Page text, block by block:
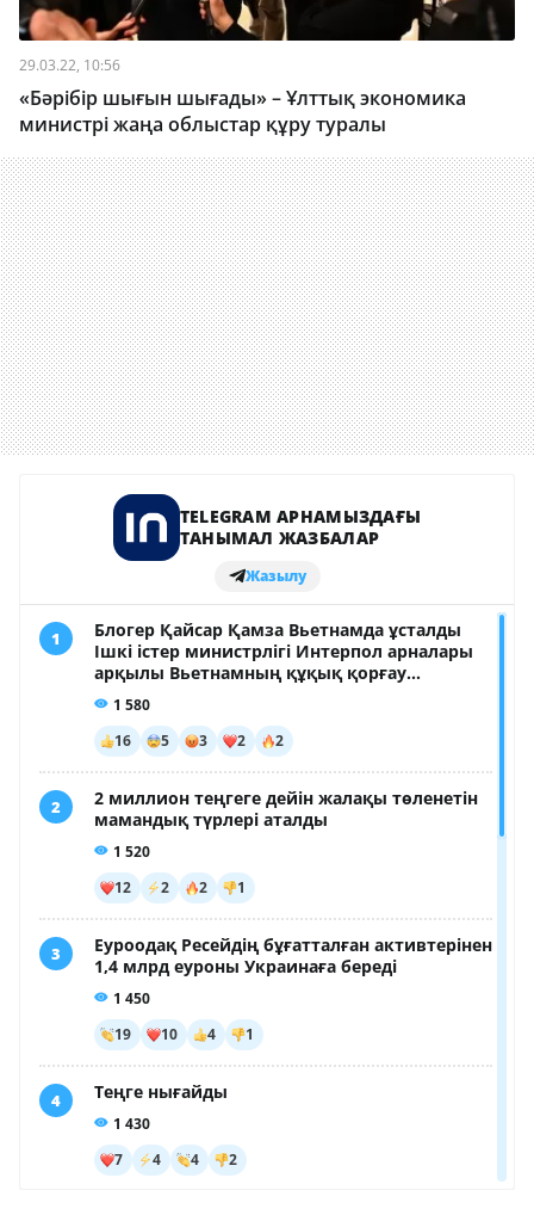
29.03.22, 10:56
«Бәрібір шығын шығады» – Ұлттық экономика
министрі жаңа облыстар құру туралы